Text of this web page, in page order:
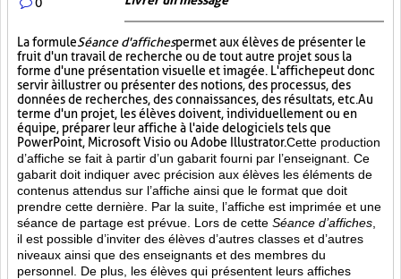
La formuleSéance d'affichespermet aux élèves de présenter le
fruit d'un travail de recherche ou de tout autre projet sous la
forme d'une présentation visuelle et imagée. L'affichepeut donc
servir à illustrer ou présenter des notions, des processus, des
données de recherches, des connaissances, des résultats, etc. Au
terme d'un projet, les élèves doivent, individuellement ou en
équipe, préparer leur affiche à l'aide de logiciels tels que
PowerPoint, Microsoft Visio ou Adobe Illustrator.Cette production
d’affiche se fait à partir d’un gabarit fourni par l’enseignant. Ce
gabarit doit indiquer avec précision aux élèves les éléments de
contenus attendus sur l’affiche ainsi que le format que doit
prendre cette dernière. Par la suite, l’affiche est imprimée et une
séance de partage est prévue. Lors de cette Séance d’affiches
il est possible d’inviter des élèves d’autres classes et d’autres
niveaux ainsi que des enseignants et des membres du
personnel. De plus, les élèves qui présentent leurs affiches